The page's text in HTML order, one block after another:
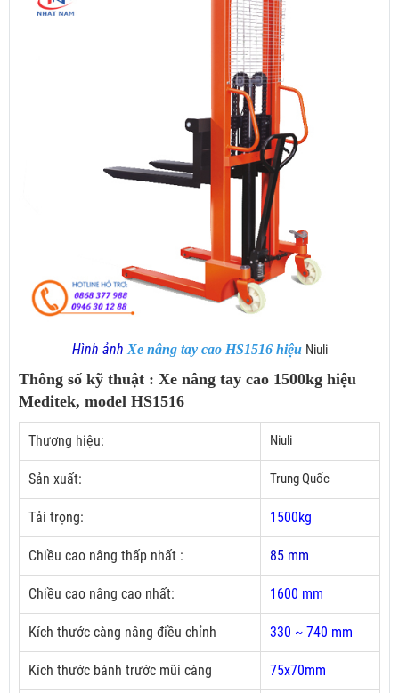
Hình ảnhXe nâng tay cao HS1516 hiệu Niuli
Thông số kỹ thuật : Xe nâng tay cao 1500kg hiệu
Meditek, model HS1516
Thương hiệu: Niuli
Sản xuất: Trung Quốc
Tải trọng: 1500kg
Chiều cao nâng thấp nhất : 85 mm
Chiều cao nâng cao nhất: 1600 mm
Kích thước càng nâng điều chỉnh 330 ~ 740 mm
Kích thước bánh trước mũi càng 75x70mm